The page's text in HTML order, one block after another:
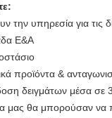
την υπηρεσία για τις
Ε&Α
προϊόντα &
δειγμάτων μέσα σε
μας θα μπορούσαν να